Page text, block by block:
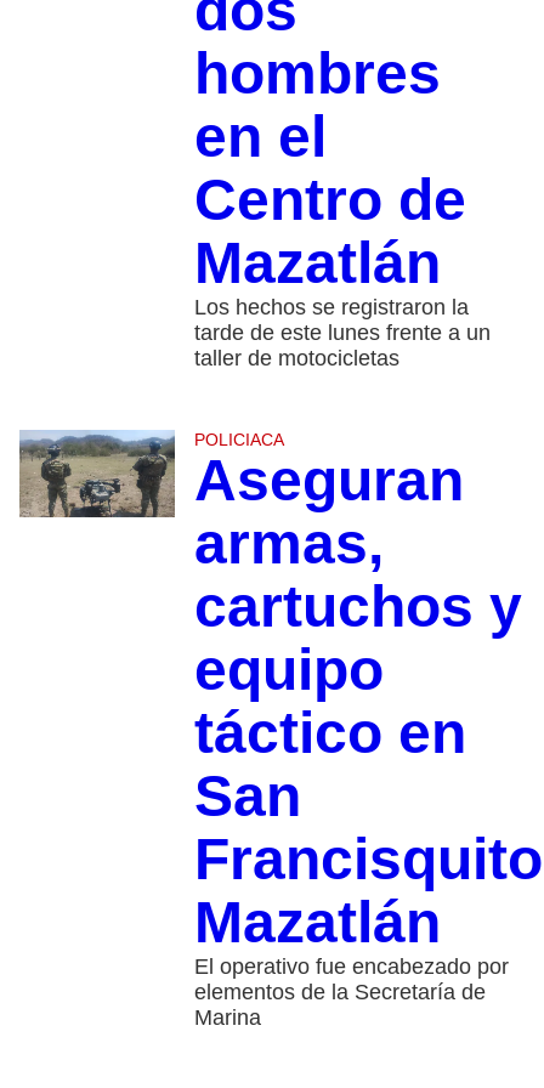
hombres
en el
Centro de
Mazatlán
Los hechos se registraron la
tarde de este lunes frente a un
taller de motocicletas
POLICIACA
Aseguran
armas,
cartuchos y
equipo
táctico en
San
Mazatlán
El operativo fue encabezado por
elementos de la Secretaría de
Marina